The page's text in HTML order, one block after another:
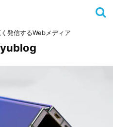
発信するWebメディア